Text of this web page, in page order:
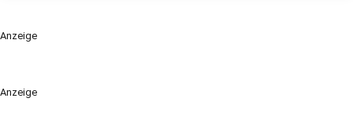
Anzeige
Anzeige